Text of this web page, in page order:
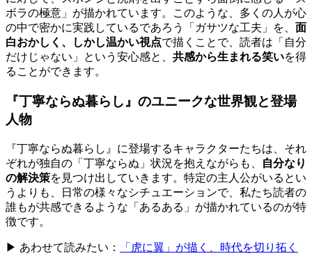
ボラの極意」が描かれています。このような、多くの人が心
の中で密かに実践しているであろう「ガサツな工夫」を、 面
白おかしく、しかし温かい視点で描くことで、読者は「自分
だけじゃない」という安心感と、 共感から生まれる笑いを得
ることができます。
『丁寧ならぬ暮らし』のユニークな世界観と登場
人物
『丁寧ならぬ暮らし』に登場するキャラクターたちは、それ
ぞれが独自の「丁寧ならぬ」状況を抱えながらも、
自分なり
の解決策を見つけ出していきます。特定の主人公がいるとい
うよりも、日常の様々なシチュエーションで、私たち読者の
誰もが共感できるような「あるある」が描かれているのが特
徴です。
▶ あわせて読みたい：
「虎に翼」が描く、時代を切り拓く